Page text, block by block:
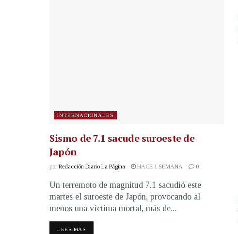
INTERNACIONALES
Sismo de 7.1 sacude suroeste de
Japón
por Redacción Diario La Página HACE 1 SEMANA 0
Un terremoto de magnitud 7.1 sacudió este
martes el suroeste de Japón, provocando al
menos una víctima mortal, más de...
LEER MÁS